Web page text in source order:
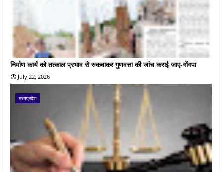
निर्माण कार्य को तत्काल प्रभाव से रुकवाकर गुणवत्ता की जांच कराई जाए-गोंगपा
July 22, 2026
मध्यप्रदेश